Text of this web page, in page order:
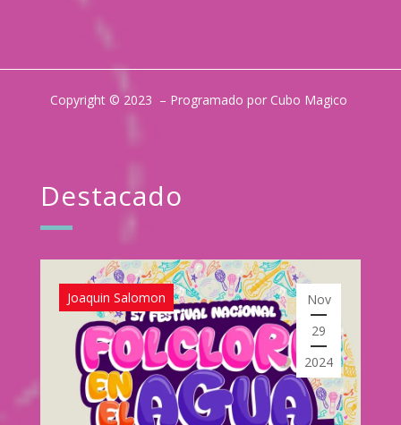
Copyright © 2023 – Programado por Cubo Magico
Destacado
Joaquin Salomon
Nov
29
2024